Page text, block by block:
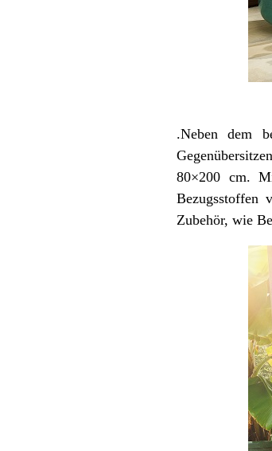
.Neben dem
80×200 cm.
Bezugsstoffen
Zubehör, wie